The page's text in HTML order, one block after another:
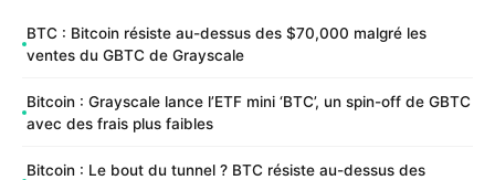
BTC : Bitcoin résiste au-dessus des $70,000 malgré les
ventes du GBTC de Grayscale
Bitcoin : Grayscale lance l’ETF mini ‘BTC’, un spin-off de GBTC
avec des frais plus faibles
Bitcoin : Le bout du tunnel ? BTC résiste au-dessus des